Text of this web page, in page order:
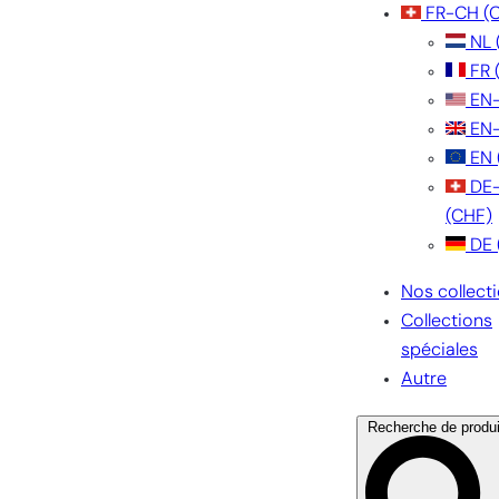
FR-CH
NL
FR
EN
(CHF)
DE
Nos
Collections
spéciales
Autre
Recherche de